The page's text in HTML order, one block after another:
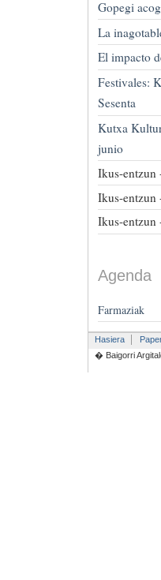
Gopegi
La
El impacto
Festivales:
Sesenta
Kutxa
junio
Ikus-entzun
Ikus-entzun
Ikus-entzun
Agenda
Farmaziak
Hasiera
� Baigorri